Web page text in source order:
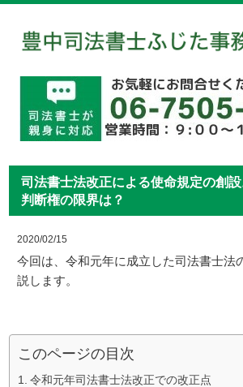
司法書士法改正による使命規定の創
判断権の限界は？
2020/02/15
今回は、令和元年に成立した司法書士法
説します。
このページの目次
令和元年司法書士法改正での改正点